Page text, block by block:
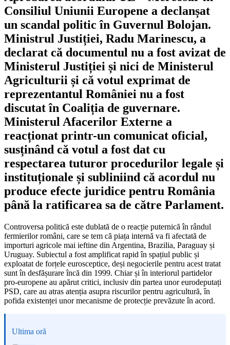
Consiliul Uniunii Europene a declanșat
un scandal politic în Guvernul Bolojan.
Ministrul Justiției, Radu Marinescu, a
declarat că documentul nu a fost avizat de
Ministerul Justiției și nici de Ministerul
Agriculturii și că votul exprimat de
reprezentantul României nu a fost
discutat în Coaliția de guvernare.
Ministerul Afacerilor Externe a
reacționat printr-un comunicat oficial,
susținând că votul a fost dat cu
respectarea tuturor procedurilor legale și
instituționale și subliniind că acordul nu
produce efecte juridice pentru România
până la ratificarea sa de către Parlament.
Controversa politică este dublată de o reacție puternică în rândul
fermierilor români, care se tem că piața internă va fi afectată de
importuri agricole mai ieftine din Argentina, Brazilia, Paraguay și
Uruguay. Subiectul a fost amplificat rapid în spațiul public și
exploatat de forțele eurosceptice, deși negocierile pentru acest tratat
sunt în desfășurare încă din 1999. Chiar și în interiorul partidelor
pro-europene au apărut critici, inclusiv din partea unor eurodeputați
PSD, care au atras atenția asupra riscurilor pentru agricultură, în
pofida existenței unor mecanisme de protecție prevăzute în acord.
Ultima oră